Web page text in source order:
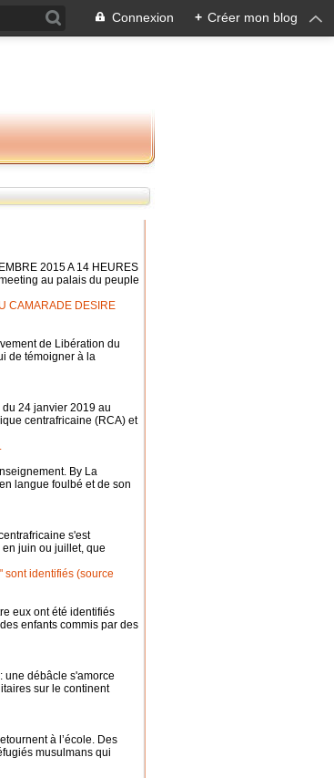
Connexion + Créer mon blog
2015 A 14 HEURES
au palais du peuple
CAMARADE DESIRE
de Libération du
de témoigner à la
24 janvier 2019 au
centrafricaine (RCA) et
By La
langue foulbé et de son
s'est
juin ou juillet, que
sont identifiés (source
eux ont été identifiés
enfants commis par des
une débâcle s'amorce
sur le continent
à l’école. Des
musulmans qui